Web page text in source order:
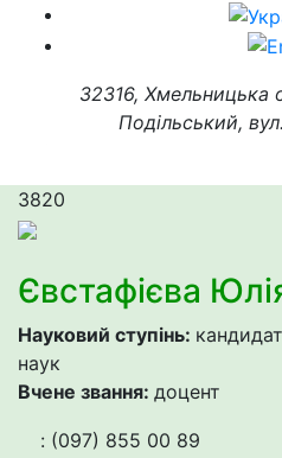
32316, Хмельницька
Подільський,
3820
Євстафієва
Науковий ступінь:
наук
Вчене звання: доцент
: (097) 855 00 89